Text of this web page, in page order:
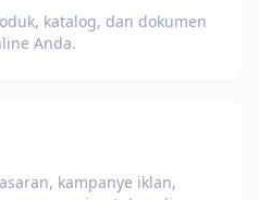
katalog, dan dokumen
Anda.
kampanye iklan,